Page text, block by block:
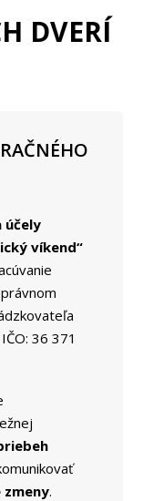
DVERÍ
účely
víkend“
36 371
zmeny.